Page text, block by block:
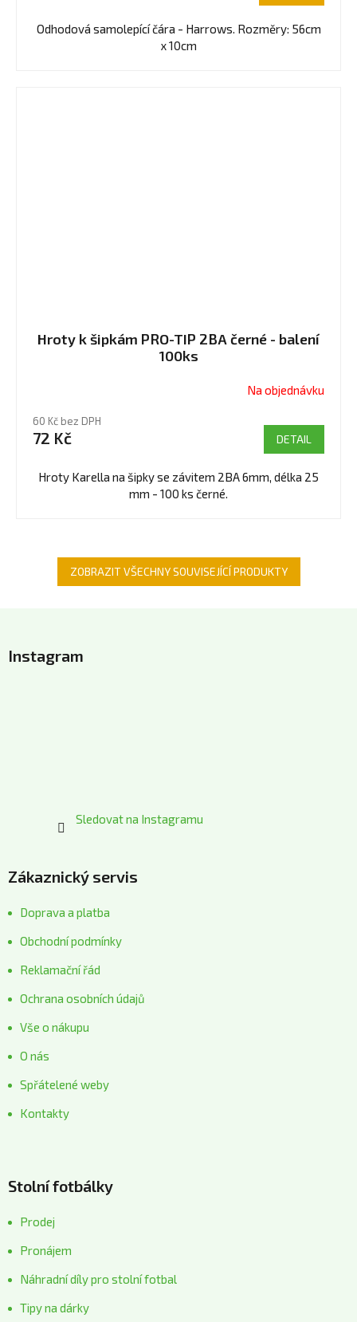
Odhodová samolepící čára - Harrows. Rozměry: 56cm
x 10cm
Hroty k šipkám PRO-TIP 2BA černé - balení
100ks
Na objednávku
60 Kč bez DPH
72 Kč DETAIL
Hroty Karella na šipky se závitem 2BA 6mm, délka 25
mm - 100 ks černé.
ZOBRAZIT VŠECHNY SOUVISEJÍCÍ PRODUKTY
pInstagram
Sledovat na Instagramu
Zákaznický servis
Doprava a platba
Obchodní podmínky
Reklamační řád
Ochrana osobních údajů
Vše o nákupu
O nás
Spřátelené weby
Kontakty
Stolní fotbálky
Prodej
Pronájem
Náhradní díly pro stolní fotbal
Tipy na dárky